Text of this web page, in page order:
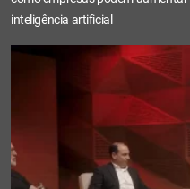
inteligência artificial